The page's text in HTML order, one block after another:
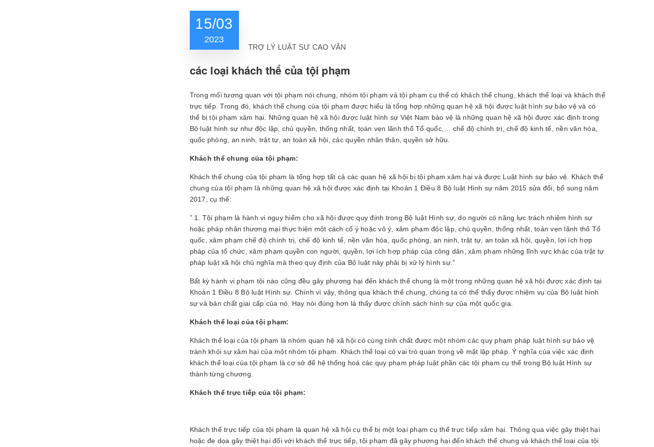
15/03
2023
TRỢ LÝ LUẬT SƯ CAO VÂN
các loại khách thể của tội phạm
Trong mối tương quan với tội phạm nói chung, nhóm tội phạm và tội phạm cụ thể có khách thể chung, khách thể loại và khách thể
trực tiếp. Trong đó, khách thể chung của tội phạm được hiểu là tổng hợp những quan hệ xã hội được luật hình sự bảo vệ và có
thể bị tội phạm xâm hại. Những quan hệ xã hội được luật hình sự Việt Nam bảo vệ là những quan hệ xã hội được xác định trong
Bộ luật hình sự như độc lập, chủ quyền, thống nhất, toàn vẹn lãnh thổ Tổ quốc,… chế độ chính trị, chế độ kinh tế, nền văn hóa,
quốc phòng, an ninh, trật tự, an toàn xã hội, các quyền nhân thân, quyền sở hữu.
Khách thể chung của tội phạm:
Khách thể chung của tội phạm là tổng hợp tất cả các quan hệ xã hội bị tội phạm xâm hại và được Luật hình sự bảo vệ. Khách thể
chung của tội phạm là những quan hệ xã hội được xác định tại Khoản 1 Điều 8 Bộ luật Hình sự năm 2015 sửa đổi, bổ sung năm
2017, cụ thể:
” 1. Tội phạm là hành vi nguy hiểm cho xã hội được quy định trong Bộ luật Hình sự, do người có năng lực trách nhiệm hình sự
hoặc pháp nhân thương mại thực hiện một cách cố ý hoặc vô ý, xâm phạm độc lập, chủ quyền, thống nhất, toàn vẹn lãnh thổ Tổ
quốc, xâm phạm chế độ chính trị, chế độ kinh tế, nền văn hóa, quốc phòng, an ninh, trật tự, an toàn xã hội, quyền, lợi ích hợp
pháp của tổ chức, xâm phạm quyền con người, quyền, lợi ích hợp pháp của công dân, xâm phạm những lĩnh vực khác của trật tự
pháp luật xã hội chủ nghĩa mà theo quy định của Bộ luật này phải bị xử lý hình sự.”
Bất kỳ hành vi phạm tội nào cũng đều gây phương hại đến khách thể chung là một trong những quan hệ xã hội được xác định tại
Khoản 1 Điều 8 Bộ luật Hình sự. Chính vì vậy, thông qua khách thể chung, chúng ta có thể thấy được nhiệm vụ của Bộ luật hình
sự và bản chất giai cấp của nó. Hay nói đúng hơn là thấy được chính sách hình sự của một quốc gia.
Khách thể loại của tội phạm:
Khách thể loại của tội phạm là nhóm quan hệ xã hội có cùng tính chất được một nhóm các quy phạm pháp luật hình sự bảo vệ
tránh khỏi sự xâm hại của một nhóm tội phạm. Khách thể loại có vai trò quan trọng về mặt lập pháp. Ý nghĩa của việc xác định
khách thể loại của tội phạm là cơ sở để hệ thống hoá các quy phạm pháp luật phần các tội phạm cụ thể trong Bộ luật Hình sự
thành từng chương.
Khách thể trực tiếp của tội phạm:
Khách thể trực tiếp của tội phạm là quan hệ xã hội cụ thể bị một loại phạm cụ thể trực tiếp xâm hại. Thông qua việc gây thiệt hại
hoặc đe dọa gây thiệt hại đối với khách thể trực tiếp, tội phạm đã gây phương hại đến khách thể chung và khách thể loại của tội